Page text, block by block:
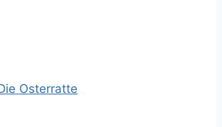
Osterratte